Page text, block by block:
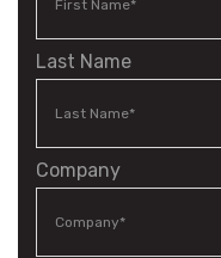
Last Name
Company